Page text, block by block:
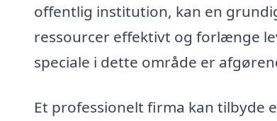
offentlig institution, kan en
ressourcer effektivt og forlænge
speciale i dette område er
Et professionelt firma kan tilbyde